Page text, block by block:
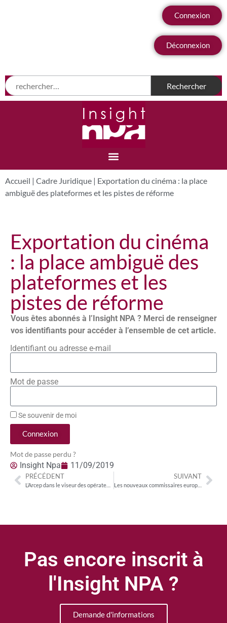
Connexion
Déconnexion
Accueil | Cadre Juridique | Exportation du cinéma : la place
ambiguë des plateformes et les pistes de réforme
Exportation du cinéma
: la place ambiguë des
plateformes et les
pistes de réforme
Vous êtes abonnés à l’Insight NPA ? Merci de renseigner
vos identifiants pour accéder à l’ensemble de cet article.
Identifiant ou adresse e-mail
Mot de passe
Se souvenir de moi
Connexion
Mot de passe perdu ?
Insight Npa 11/09/2019
PRÉCÉDENT SUIVANT
Les nouveaux commissaires européens en charge du numérique et de la culture
Pas encore inscrit à
l'Insight NPA ?
Demande d'informations